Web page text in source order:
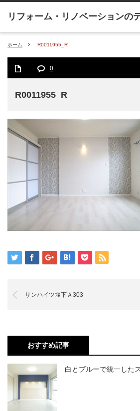
ホーム R0011955_R
0
R0011955_R
サンハイツ堰下Ａ303
おすすめ記事
白とブルーで統一した